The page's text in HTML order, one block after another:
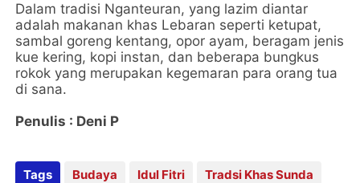
Dalam tradisi Nganteuran, yang lazim diantar
adalah makanan khas Lebaran seperti ketupat,
sambal goreng kentang, opor ayam, beragam jenis
kue kering, kopi instan, dan beberapa bungkus
rokok yang merupakan kegemaran para orang tua
di sana.
Penulis : Deni P
Tags Budaya Idul Fitri Tradsi Khas Sunda